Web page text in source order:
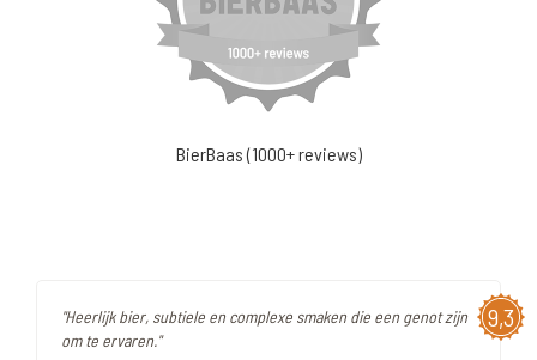
BierBaas (1000+ reviews)
9,3
"Heerlijk bier, subtiele en complexe smaken die een genot zijn
om te ervaren."